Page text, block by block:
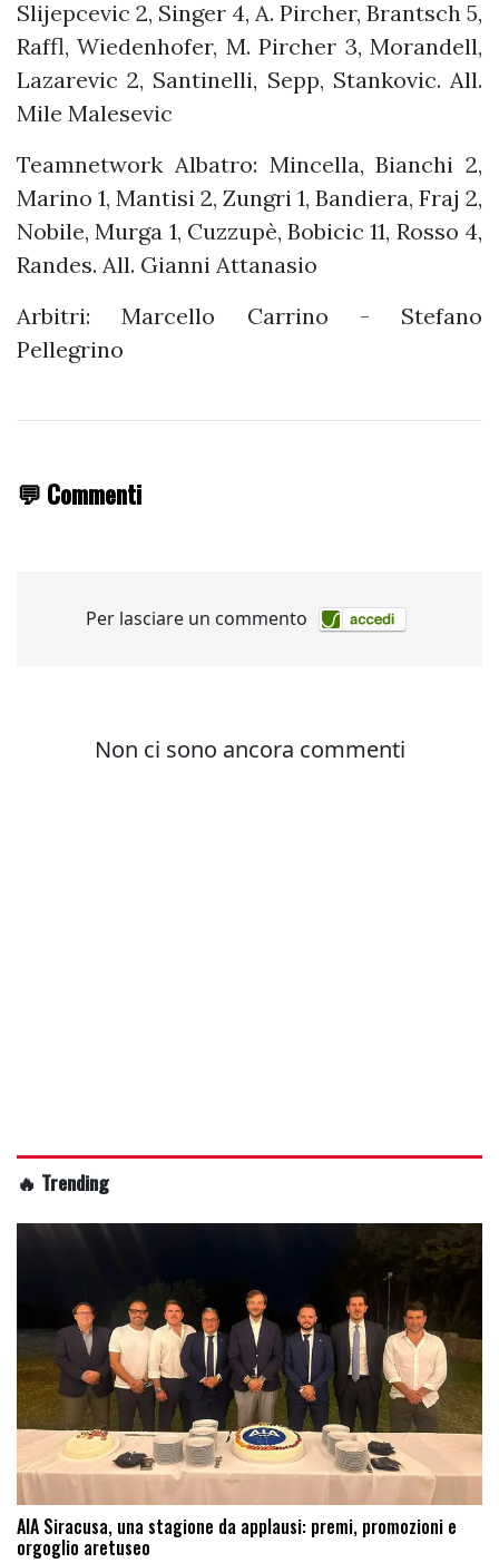
Slijepcevic 2, Singer 4, A. Pircher, Brantsch 5,
Raffl, Wiedenhofer, M. Pircher 3, Morandell,
Lazarevic 2, Santinelli, Sepp, Stankovic. All.
Mile Malesevic
Teamnetwork Albatro: Mincella, Bianchi 2,
Marino 1, Mantisi 2, Zungri 1, Bandiera, Fraj 2,
Nobile, Murga 1, Cuzzupè, Bobicic 11, Rosso 4,
Randes. All. Gianni Attanasio
Arbitri: Marcello Carrino - Stefano
Pellegrino
💬 Commenti
🔥 Trending
AIA Siracusa, una stagione da applausi: premi, promozioni e
orgoglio aretuseo